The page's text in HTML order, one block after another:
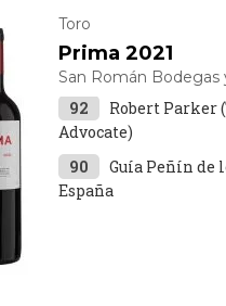
Toro
Prima 2021
San Román Bodegas
92
Robert Parker
Advocate)
90
Guía Peñín de
España